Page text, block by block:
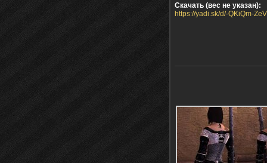
Скачать (вес не указан):
https://yadi.sk/d/-QKiQm-